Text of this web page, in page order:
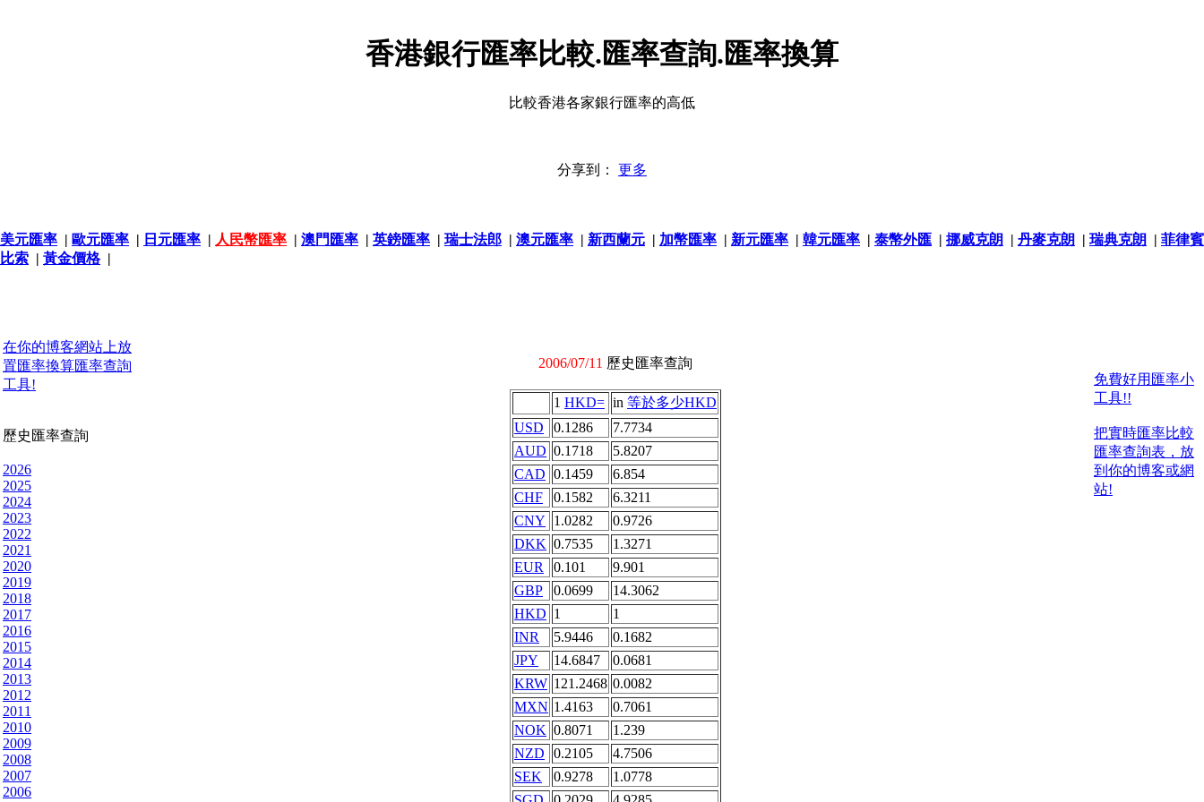
香港銀行匯率比較.匯率查詢.匯率換算
比較香港各家銀行匯率的高低
分享到： 更多
美元匯率 | 歐元匯率 | 日元匯率 | 人民幣匯率 | 澳門匯率 | 英鎊匯率 | 瑞士法郎 | 澳元匯率 | 新西蘭元 | 加幣匯率 | 新元匯率 | 韓元匯率 | 泰幣外匯 | 挪威克朗 | 丹麥克朗 | 瑞典克朗 | 菲律賓
比索 | 黃金價格|
在你的博客網站上放
置匯率換算匯率查詢
工具!
歷史匯率查詢
2026
2025
2024
2023
2022
2021
2020
2019
2018
2017
2016
2015
2014
2013
2012
2011
2010
2009
2008
2007
2006
2006/07/11 歷史匯率查詢
1 HKD= in 等於多少HKD
USD
0.1286
7.7734
AUD 0.1718
5.8207
CAD 0.1459
6.854
CHF
0.1582
6.3211
CNY
1.0282
0.9726
DKK 0.7535
1.3271
EUR
0.101
9.901
GBP
0.0699
14.3062
HKD 1
1
INR
5.9446
0.1682
JPY
14.6847
0.0681
KRW 121.2468 0.0082
MXN 1.4163
0.7061
NOK 0.8071
1.239
NZD
0.2105
4.7506
SEK
0.9278
1.0778
免費好用匯率小
工具!!
把實時匯率比較
匯率查詢表，放
到你的博客或網
站!